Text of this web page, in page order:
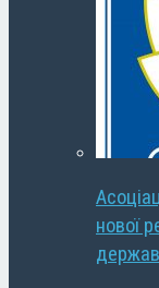
нової